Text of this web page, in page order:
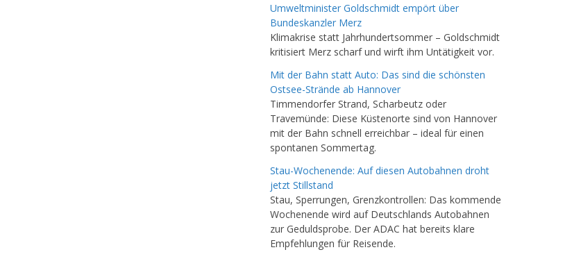
Umweltminister Goldschmidt empört über
Bundeskanzler Merz
Klimakrise statt Jahrhundertsommer – Goldschmidt
kritisiert Merz scharf und wirft ihm Untätigkeit vor.
Mit der Bahn statt Auto: Das sind die schönsten
Ostsee-Strände ab Hannover
Timmendorfer Strand, Scharbeutz oder
Travemünde: Diese Küstenorte sind von Hannover
mit der Bahn schnell erreichbar – ideal für einen
spontanen Sommertag.
Stau-Wochenende: Auf diesen Autobahnen droht
jetzt Stillstand
Stau, Sperrungen, Grenzkontrollen: Das kommende
Wochenende wird auf Deutschlands Autobahnen
zur Geduldsprobe. Der ADAC hat bereits klare
Empfehlungen für Reisende.